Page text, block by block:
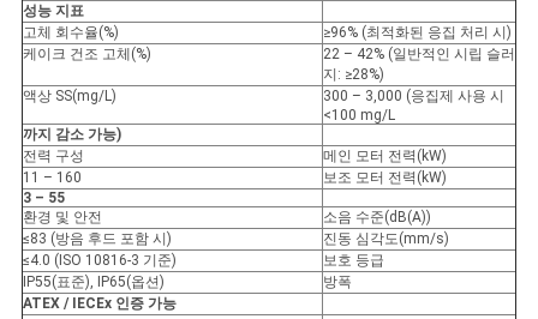
성능 지표
고체 회수율(%)
≥96% (최적화된 응집 처리 시)
케이크 건조 고체(%)
22 – 42% (일반적인 시립 슬러
지: ≥28%)
액상 SS(mg/L)
300 – 3,000 (응집제 사용 시
<100 mg/L
까지 감소 가능)
전력 구성
메인 모터 전력(kW)
11 – 160
보조 모터 전력(kW)
3 – 55
환경 및 안전
소음 수준(dB(A))
≤83 (방음 후드 포함 시)
진동 심각도(mm/s)
≤4.0 (ISO 10816-3 기준)
보호 등급
IP55(표준), IP65(옵션)
방폭
ATEX / IECEx 인증 가능